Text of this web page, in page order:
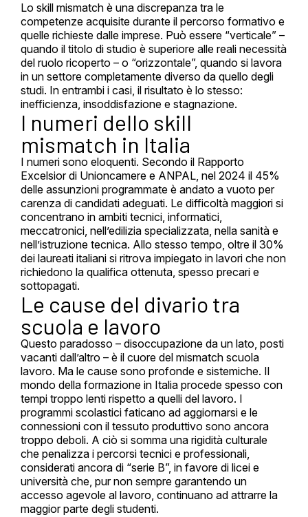
Lo skill mismatch è una discrepanza tra le
competenze acquisite durante il percorso formativo e
quelle richieste dalle imprese. Può essere “verticale” –
quando il titolo di studio è superiore alle reali necessità
del ruolo ricoperto – o “orizzontale”, quando si lavora
in un settore completamente diverso da quello degli
studi. In entrambi i casi, il risultato è lo stesso:
inefficienza, insoddisfazione e stagnazione.
I numeri dello skill
mismatch in Italia
I numeri sono eloquenti. Secondo il Rapporto
Excelsior di Unioncamere e ANPAL, nel 2024 il 45%
delle assunzioni programmate è andato a vuoto per
carenza di candidati adeguati. Le difficoltà maggiori si
concentrano in ambiti tecnici, informatici,
meccatronici, nell’edilizia specializzata, nella sanità e
nell’istruzione tecnica. Allo stesso tempo, oltre il 30%
dei laureati italiani si ritrova impiegato in lavori che non
richiedono la qualifica ottenuta, spesso precari e
sottopagati.
Le cause del divario tra
scuola e lavoro
Questo paradosso – disoccupazione da un lato, posti
vacanti dall’altro – è il cuore del mismatch scuola
lavoro. Ma le cause sono profonde e sistemiche. Il
mondo della formazione in Italia procede spesso con
tempi troppo lenti rispetto a quelli del lavoro. I
programmi scolastici faticano ad aggiornarsi e le
connessioni con il tessuto produttivo sono ancora
troppo deboli. A ciò si somma una rigidità culturale
che penalizza i percorsi tecnici e professionali,
considerati ancora di “serie B”, in favore di licei e
università che, pur non sempre garantendo un
accesso agevole al lavoro, continuano ad attrarre la
maggior parte degli studenti.